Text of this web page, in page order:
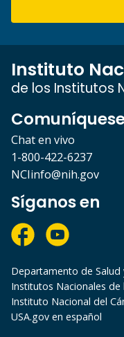
Instituto
de los Institutos
Chat en vivo
1-800-422-6237
NCIinfo@nih.gov
Síganos en
Departamento de Salud
Institutos Nacionales de
Instituto Nacional del
USA.gov en español